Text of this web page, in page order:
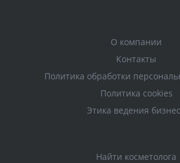
О компании
Контакты
Политика обработки
Политика cookies
Этика ведения
Найти косметолога